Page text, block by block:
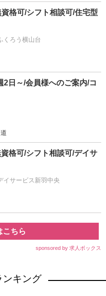
格可/シフト相談可/住宅型
くろう横山台
日～/会員様へのご案内/コ
格可/シフト相談可/デイサ
イサービス新羽中央
こちら
sponsored by 求人ボックス
ンキング